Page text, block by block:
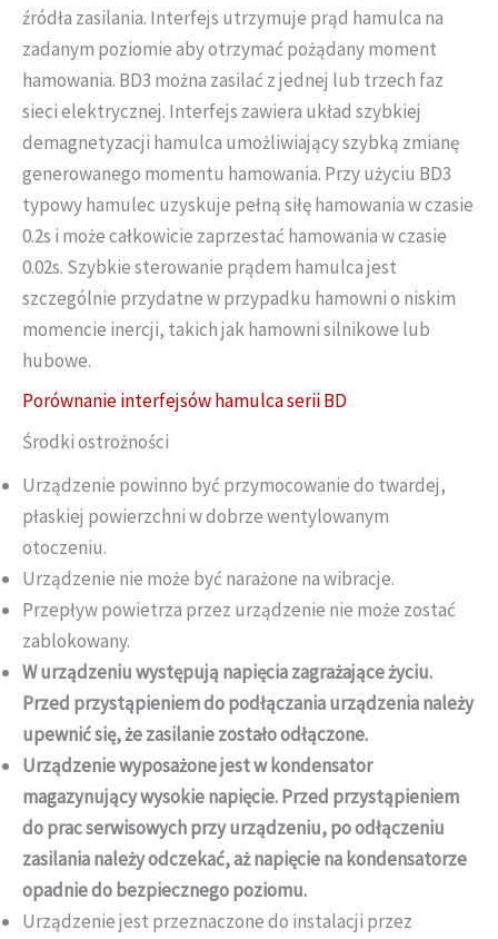
źródła zasilania. Interfejs utrzymuje prąd hamulca na
zadanym poziomie aby otrzymać pożądany moment
hamowania. BD3 można zasilać z jednej lub trzech faz
sieci elektrycznej. Interfejs zawiera układ szybkiej
demagnetyzacji hamulca umożliwiający szybką zmianę
generowanego momentu hamowania. Przy użyciu BD3
typowy hamulec uzyskuje pełną siłę hamowania w czasie
0.2s i może całkowicie zaprzestać hamowania w czasie
0.02s. Szybkie sterowanie prądem hamulca jest
szczególnie przydatne w przypadku hamowni o niskim
momencie inercji, takich jak hamowni silnikowe lub
hubowe.
Porównanie interfejsów hamulca serii BD
Środki ostrożności
Urządzenie powinno być przymocowanie do twardej,
płaskiej powierzchni w dobrze wentylowanym
otoczeniu.
Urządzenie nie może być narażone na wibracje.
Przepływ powietrza przez urządzenie nie może zostać
zablokowany.
W urządzeniu występują napięcia zagrażające życiu.
Przed przystąpieniem do podłączania urządzenia należy
upewnić się, że zasilanie zostało odłączone.
Urządzenie wyposażone jest w kondensator
magazynujący wysokie napięcie. Przed przystąpieniem
do prac serwisowych przy urządzeniu, po odłączeniu
zasilania należy odczekać, aż napięcie na kondensatorze
opadnie do bezpiecznego poziomu.
Urządzenie jest przeznaczone do instalacji przez